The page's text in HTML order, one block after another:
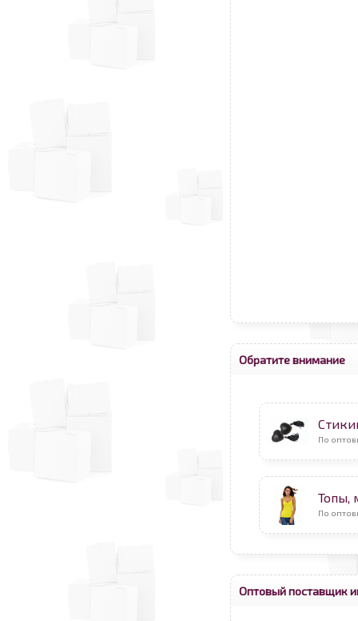
Обратите внимание
По
Топы,
По
Оптовый поставщик